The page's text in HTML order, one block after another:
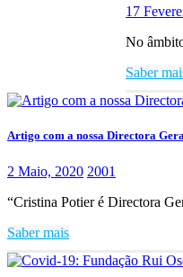
17
No
Saber
Artigo com a nossa Directora
2 Maio, 2020 2001
“Cristina Potier é Directora
Saber mais